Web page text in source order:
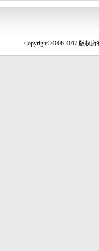
Copyright©4006-4017 版权